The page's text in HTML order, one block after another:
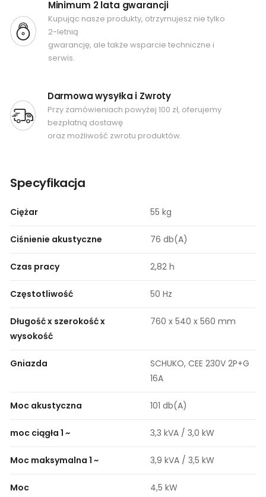
Minimum 2 lata gwarancji
Kupując nasze produkty, otrzymujesz nie tylko
2-letnią
gwarancję, ale także wsparcie techniczne i
serwis.
Darmowa wysyłka i Zwroty
Przy zamówieniach powyżej 100 zł, oferujemy
bezpłatną dostawę
oraz możliwość zwrotu produktów.
Specyfikacja
Ciężar 55 kg
Ciśnienie akustyczne 76 db(A)
Czas pracy 2,82 h
Częstotliwość 50 Hz
Długość x szerokość x
wysokość
760 x 540 x 560 mm
Gniazda
SCHUKO, CEE 230V 2P+G
16A
Moc akustyczna 101 db(A)
moc ciągła 1 ~ 3,3 kVA / 3,0 kW
Moc maksymalna 1 ~ 3,9 kVA / 3,5 kW
Moc 4,5 kW